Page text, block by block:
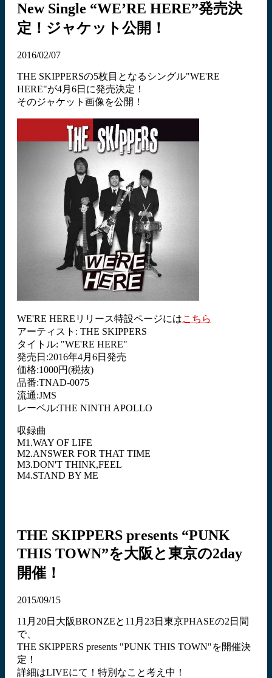
New Single “WE’RE HERE”発売決
定！ジャケット公開！
2016/02/07
THE SKIPPERSの5枚目となるシングル"WE'RE
HERE"が4月6日に発売決定！
そのジャケット画像を公開！
WE'RE HEREリリース特設ページにはこちら
アーティスト: THE SKIPPERS
タイトル: "WE'RE HERE"
発売日:2016年4月6日発売
価格:1000円(税抜)
品番:TNAD-0075
流通:JMS
レーベル:THE NINTH APOLLO
収録曲
M1.WAY OF LIFE
M2.ANSWER FOR THAT TIME
M3.DON'T THINK,FEEL
M4.STAND BY ME
THE SKIPPERS presents “PUNK
THIS TOWN”を大阪と東京の2day
開催！
2015/09/15
11月20日大阪BRONZEと11月23日東京PHASEの2日間
で、
THE SKIPPERS presents "PUNK THIS TOWN"を開催決
定！
詳細はLIVEにて！特別なこと考え中！